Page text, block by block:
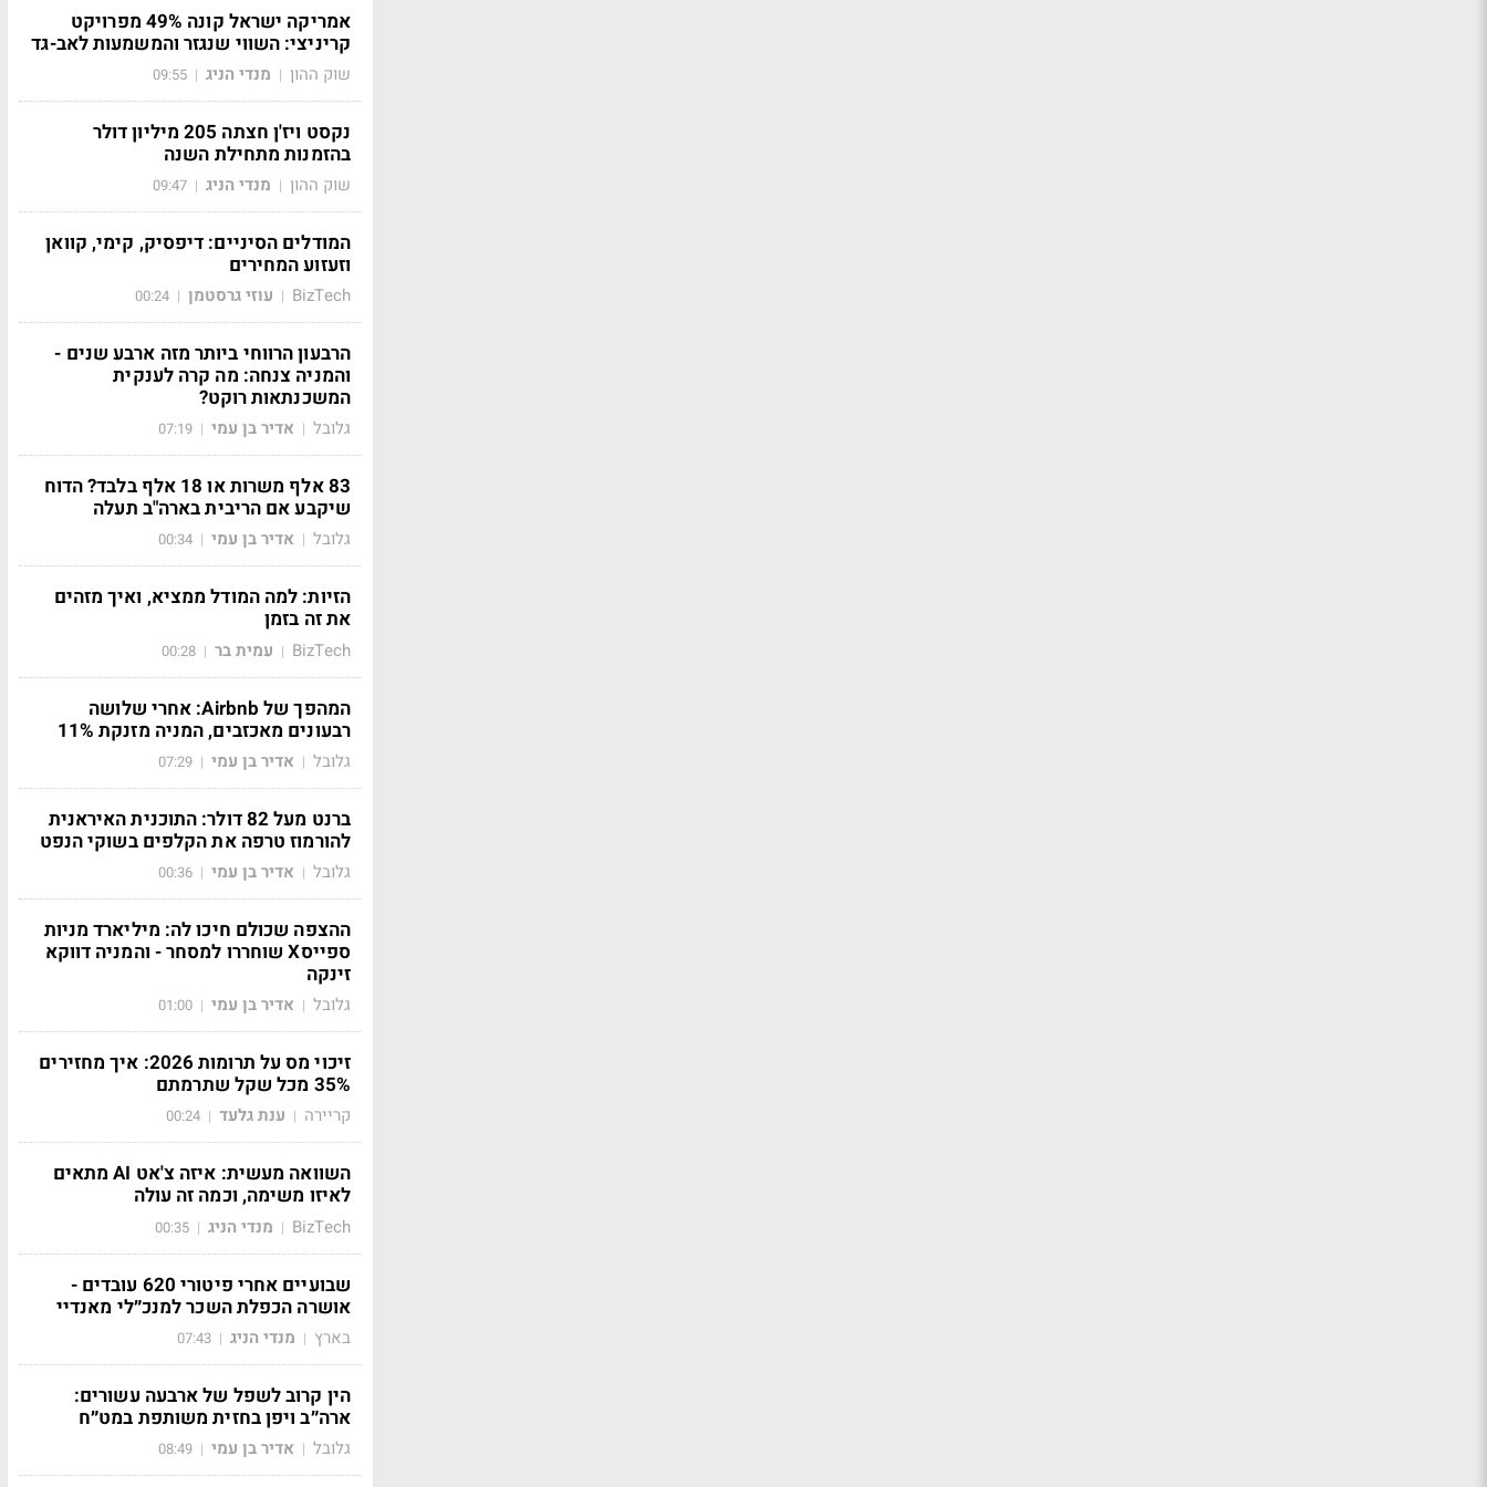
אמריקה ישראל קונה 49% מפרויקט
קריניצי: השווי שנגזר והמשמעות לאב-גד
שוק ההון | מנדי הניג |
09:55
נקסט ויז'ן חצתה 205 מיליון דולר
בהזמנות מתחילת השנה
שוק ההון | מנדי הניג |
09:47
המודלים הסיניים: דיפסיק, קימי, קוואן
וזעזוע המחירים
BizTech
| עוזי גרסטמן |
00:24
הרבעון הרווחי ביותר מזה ארבע שנים -
והמניה צנחה: מה קרה לענקית
המשכנתאות רוקט?
גלובל | אדיר בן עמי |
07:19
83 אלף משרות או 18 אלף בלבד? הדוח
שיקבע אם הריבית בארה"ב תעלה
גלובל | אדיר בן עמי |
00:34
הזיות: למה המודל ממציא, ואיך מזהים
את זה בזמן
BizTech
| עמית בר |
00:28
המהפך של Airbnb: אחרי שלושה
רבעונים מאכזבים, המניה מזנקת 11%
גלובל | אדיר בן עמי |
07:29
ברנט מעל 82 דולר: התוכנית האיראנית
להורמוז טרפה את הקלפים בשוקי הנפט
גלובל | אדיר בן עמי |
00:36
ההצפה שכולם חיכו לה: מיליארד מניות
ספייסX שוחררו למסחר - והמניה דווקא
זינקה
גלובל | אדיר בן עמי |
01:00
זיכוי מס על תרומות 2026: איך מחזירים
35% מכל שקל שתרמתם
קריירה | ענת גלעד |
00:24
השוואה מעשית: איזה צ'אט AI מתאים
לאיזו משימה, וכמה זה עולה
BizTech
| מנדי הניג |
00:35
שבועיים אחרי פיטורי 620 עובדים -
אושרה הכפלת השכר למנכ״לי מאנדיי
בארץ | מנדי הניג |
07:43
הין קרוב לשפל של ארבעה עשורים:
ארה״ב ויפן בחזית משותפת במט״ח
גלובל | אדיר בן עמי |
08:49